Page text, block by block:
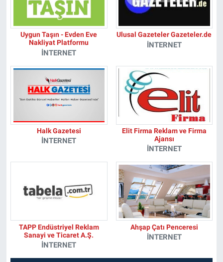
Uygun Taşın - Evden Eve
Nakliyat Platformu
İNTERNET
Ulusal Gazeteler Gazeteler.de
İNTERNET
Halk Gazetesi
İNTERNET
Elit Firma Reklam ve Firma
Ajansı
İNTERNET
TAPP Endüstriyel Reklam
Sanayi ve Ticaret A.Ş.
İNTERNET
Ahşap Çatı Penceresi
İNTERNET